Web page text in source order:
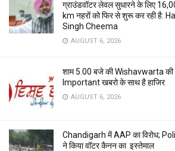
ग्राउंडवॉटर लेवल सुधारने के लिए
km नहरों को फिर से शुरू कर रही है:
Singh Cheema
AUGUST 6, 2026
शाम 5.00 बजे की Wishavwarta की
Important खबरो के साथ है हाजिर
AUGUST 6, 2026
Chandigarh में AAP का विरोध;
ने किया वॉटर कैनन का इस्तेमाल